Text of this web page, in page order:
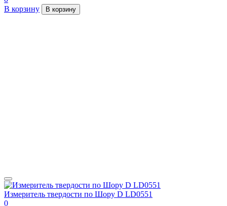
В корзину
В корзину
Измеритель твердости по Шору D LD0551
0